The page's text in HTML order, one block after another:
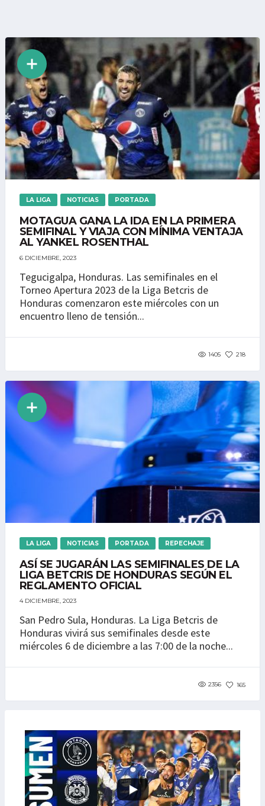
LA LIGA NOTICIAS PORTADA
MOTAGUA GANA LA IDA EN LA PRIMERA
SEMIFINAL Y VIAJA CON MÍNIMA VENTAJA
AL YANKEL ROSENTHAL
6 DICIEMBRE, 2023
Tegucigalpa, Honduras. Las semifinales en el
Torneo Apertura 2023 de la Liga Betcris de
Honduras comenzaron este miércoles con un
encuentro lleno de tensión...
1405 218
LA LIGA NOTICIAS PORTADA REPECHAJE
ASÍ SE JUGARÁN LAS SEMIFINALES DE LA
LIGA BETCRIS DE HONDURAS SEGÚN EL
REGLAMENTO OFICIAL
4 DICIEMBRE, 2023
San Pedro Sula, Honduras. La Liga Betcris de
Honduras vivirá sus semifinales desde este
miércoles 6 de diciembre a las 7:00 de la noche...
2356 165